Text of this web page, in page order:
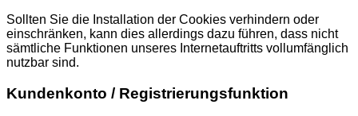
Sollten Sie die Installation der Cookies verhindern oder
einschränken, kann dies allerdings dazu führen, dass nicht
sämtliche Funktionen unseres Internetauftritts vollumfänglich
nutzbar sind.
Kundenkonto / Registrierungsfunktion